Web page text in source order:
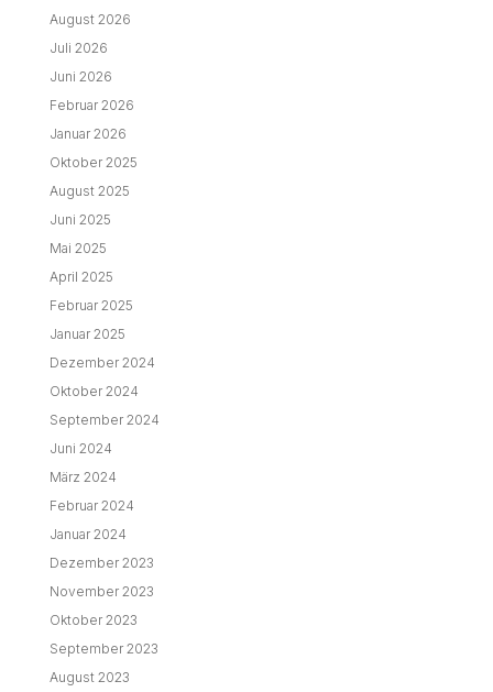
August 2026
Juli 2026
Juni 2026
Februar 2026
Januar 2026
Oktober 2025
August 2025
Juni 2025
Mai 2025
April 2025
Februar 2025
Januar 2025
Dezember 2024
Oktober 2024
September 2024
Juni 2024
März 2024
Februar 2024
Januar 2024
Dezember 2023
November 2023
Oktober 2023
September 2023
August 2023